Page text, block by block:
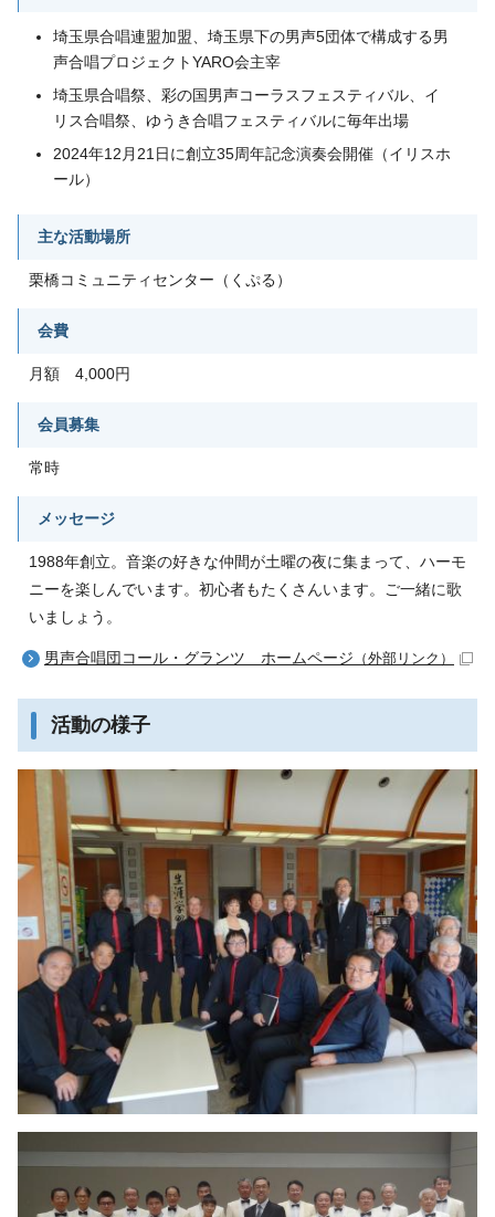
埼玉県合唱連盟加盟、埼玉県下の男声5団体で構成する男
声合唱プロジェクトYARO会主宰
埼玉県合唱祭、彩の国男声コーラスフェスティバル、イ
リス合唱祭、ゆうき合唱フェスティバルに毎年出場
2024年12月21日に創立35周年記念演奏会開催（イリスホ
ール）
主な活動場所
栗橋コミュニティセンター（くぷる）
会費
月額 4,000円
会員募集
常時
メッセージ
1988年創立。音楽の好きな仲間が土曜の夜に集まって、ハーモ
ニーを楽しんでいます。初心者もたくさんいます。ご一緒に歌
いましょう。
男声合唱団コール・グランツ ホームページ （外部リンク）
活動の様子